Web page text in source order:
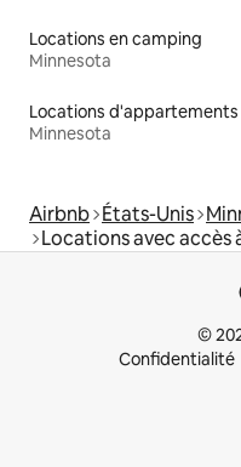
Locations en camping
Minnesota
Locations d'appartements
Minnesota
Airbnb États-Unis
Locations avec accès
©
Confidentialité